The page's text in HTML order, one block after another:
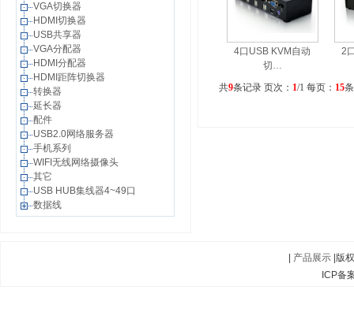
VGA切换器
HDMI切换器
USB共享器
VGA分配器
HDMI分配器
HDMI距阵切换器
转换器
延长器
配件
USB2.0网络服务器
手机系列
WIFI无线网络摄像头
其它
USB HUB集线器4~49口
数据线
4口USB KVM自动
切…
2
共9条记录 页次： 1/1 每页： 15
产品展示 |版
ICP备